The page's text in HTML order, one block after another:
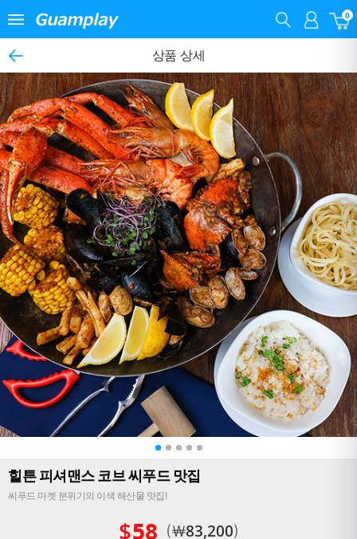
0
상품 상세
힐튼 피셔맨스 코브 씨푸드 맛집
씨푸드 마켓 분위기의 이색 해산물 맛집!
￦83,200
$58